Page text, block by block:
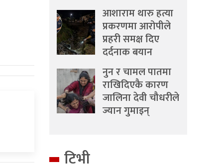
आशाराम थारु हत्या
प्रकरणमा आरोपीले
प्रहरी समक्ष दिए
दर्दनाक बयान
नुन र चामल पातमा
राखिदिएकै कारण
जालिना देवी चौधरीले
ज्यान गुमाइन्
टिभी